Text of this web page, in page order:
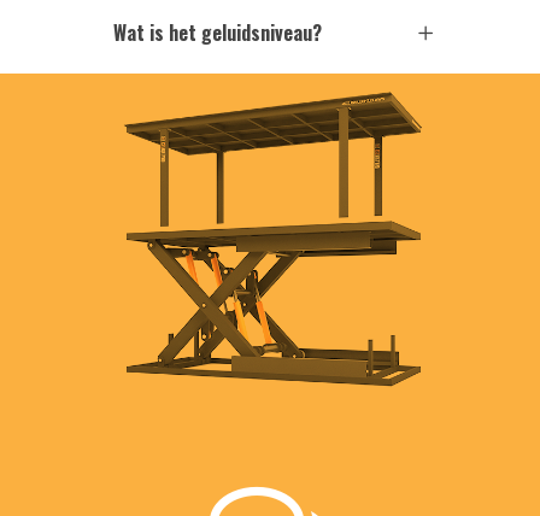
Wat is het geluidsniveau?